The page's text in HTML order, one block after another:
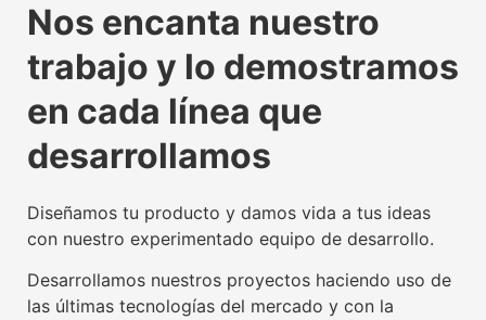
propulsora del IoT mundial
Conoce nuestra tecnología beacon
usuarios y empresas
Conoce nuestra factoría UX
oficial del Kit Digital
Leer más
propulsora del IoT mundial
Conoce nuestra tecnología beacon
usuarios y empresas
Conoce nuestra factoría UX
oficial del Kit Digital
Leer más
propulsora del IoT mundial
Conoce nuestra tecnología beacon
usuarios y empresas
Conoce nuestra factoría UX
oficial del Kit Digital
Leer más
Nos encanta nuestro
trabajo y lo demostramos
en cada línea que
desarrollamos
Diseñamos tu producto y damos vida a tus ideas
con nuestro experimentado equipo de desarrollo.
Desarrollamos nuestros proyectos haciendo uso de
las últimas tecnologías del mercado y con la